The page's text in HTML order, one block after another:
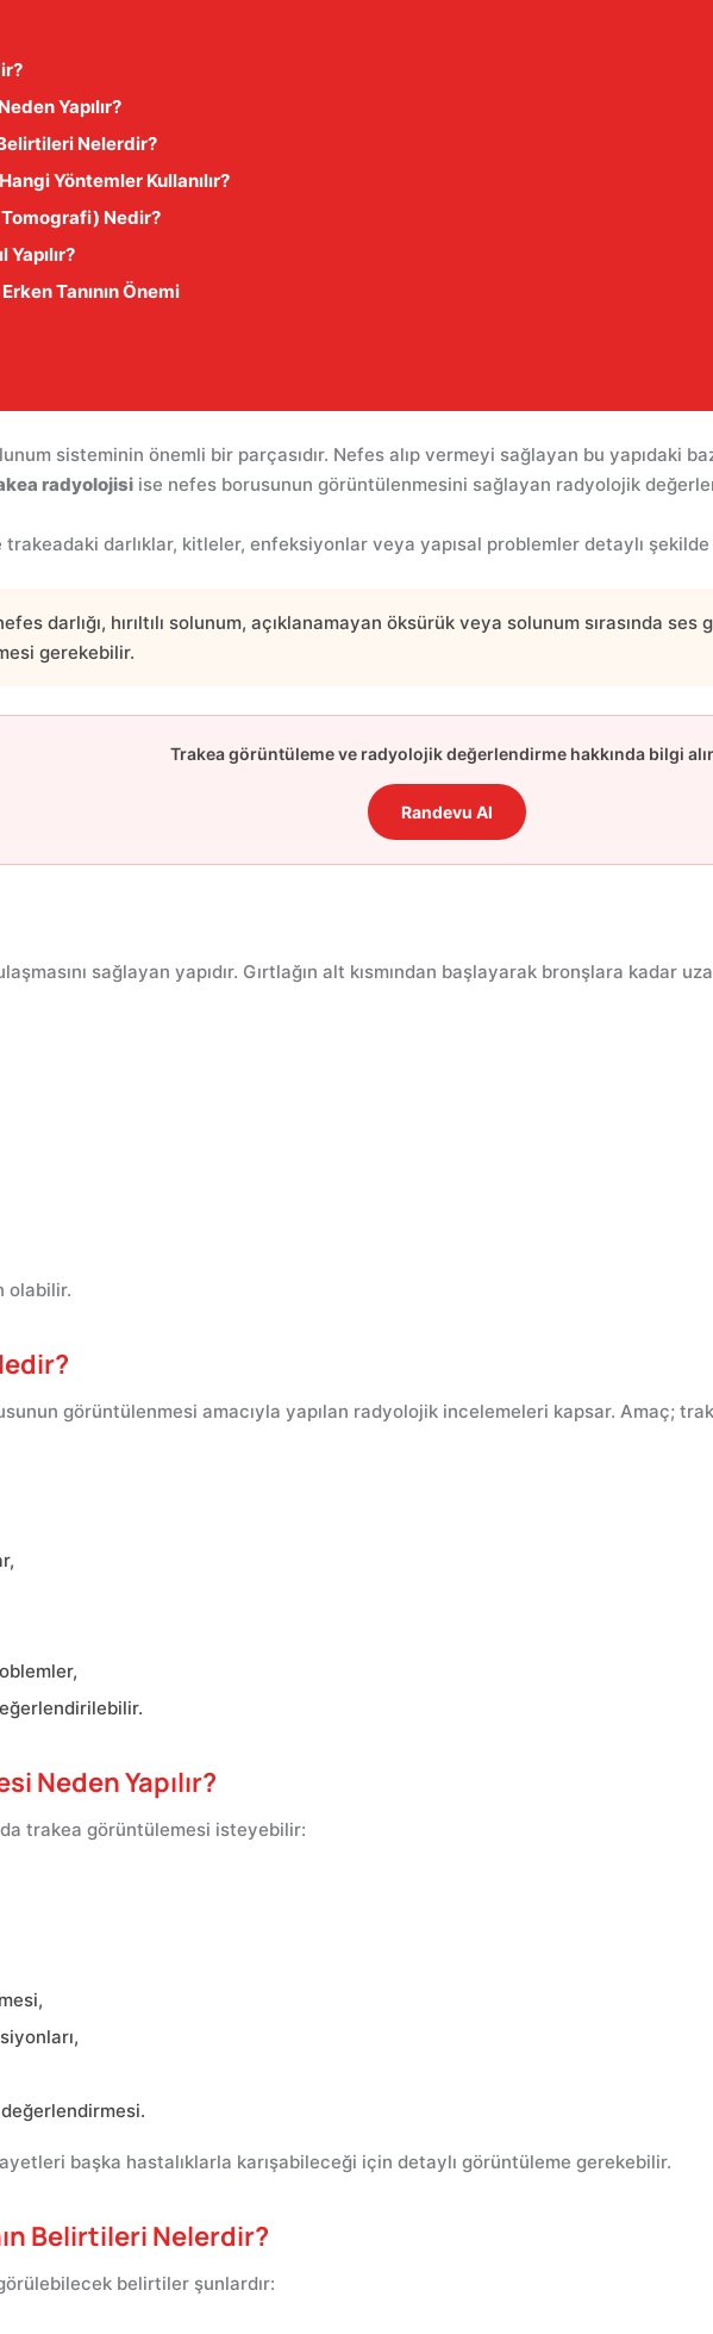
Yapılır?
Nelerdir?
Yöntemler Kullanılır?
Nedir?
Tanının Önemi
sisteminin önemli bir parçasıdır. Nefes alıp vermeyi sağlayan bu yapıdaki
radyolojisi ise nefes borusunun görüntülenmesini sağlayan radyolojik
darlıklar, kitleler, enfeksiyonlar veya yapısal problemler detaylı
darlığı, hırıltılı solunum, açıklanamayan öksürük veya solunum sırasında
gerekebilir.
Trakea görüntüleme ve radyolojik değerlendirme hakkında bilgi
Randevu Al
sağlayan yapıdır. Gırtlağın alt kısmından başlayarak bronşlara kadar
olabilir.
görüntülenmesi amacıyla yapılan radyolojik incelemeleri kapsar. Amaç;
Neden Yapılır?
trakea görüntülemesi isteyebilir:
başka hastalıklarla karışabileceği için detaylı görüntüleme gerekebilir.
Belirtileri Nelerdir?
belirtiler şunlardır: